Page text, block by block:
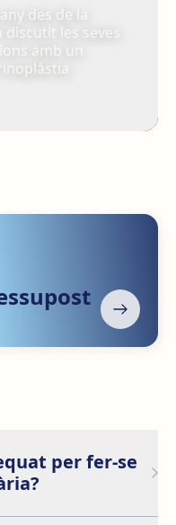
des de la
les seves
amb un
per fer-se